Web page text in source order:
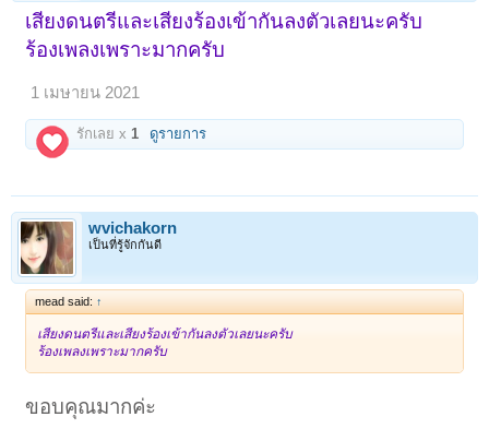
เสียงดนตรีและเสียงร้องเข้ากันลงตัวเลยนะครับ
ร้องเพลงเพราะมากครับ
1 เมษายน 2021
รักเลย x1 ดูรายการ
wvichakorn
เป็นที่รู้จักกันดี
mead said: ↑
เสียงดนตรีและเสียงร้องเข้ากันลงตัวเลยนะครับ
ร้องเพลงเพราะมากครับ
ขอบคุณมากค่ะ